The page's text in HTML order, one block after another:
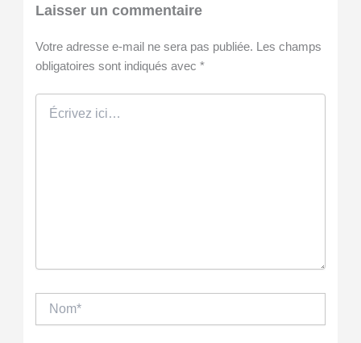
Laisser un commentaire
Votre adresse e-mail ne sera pas publiée. Les champs
obligatoires sont indiqués avec *
ici…
Nom*